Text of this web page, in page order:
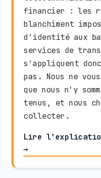
financier : les
blanchiment
d'identité aux
services de
s'appliquent
pas. Nous ne
que nous n'y
tenus, et nous
collecter.
Lire
→